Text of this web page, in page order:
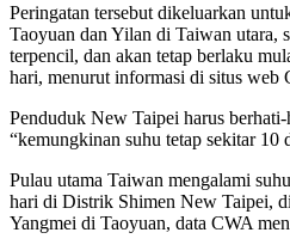
Peringatan tersebut dikeluarkan
Taoyuan dan Yilan di Taiwan utara,
terpencil, dan akan tetap berlaku
hari, menurut informasi di situs web
Penduduk New Taipei harus
“kemungkinan suhu tetap sekitar 10
Pulau utama Taiwan mengalami
hari di Distrik Shimen New Taipei,
Yangmei di Taoyuan, data CWA